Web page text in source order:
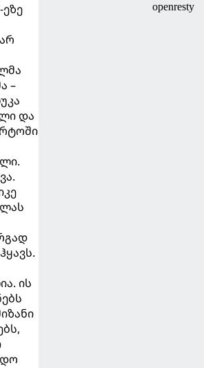
–
და
ის